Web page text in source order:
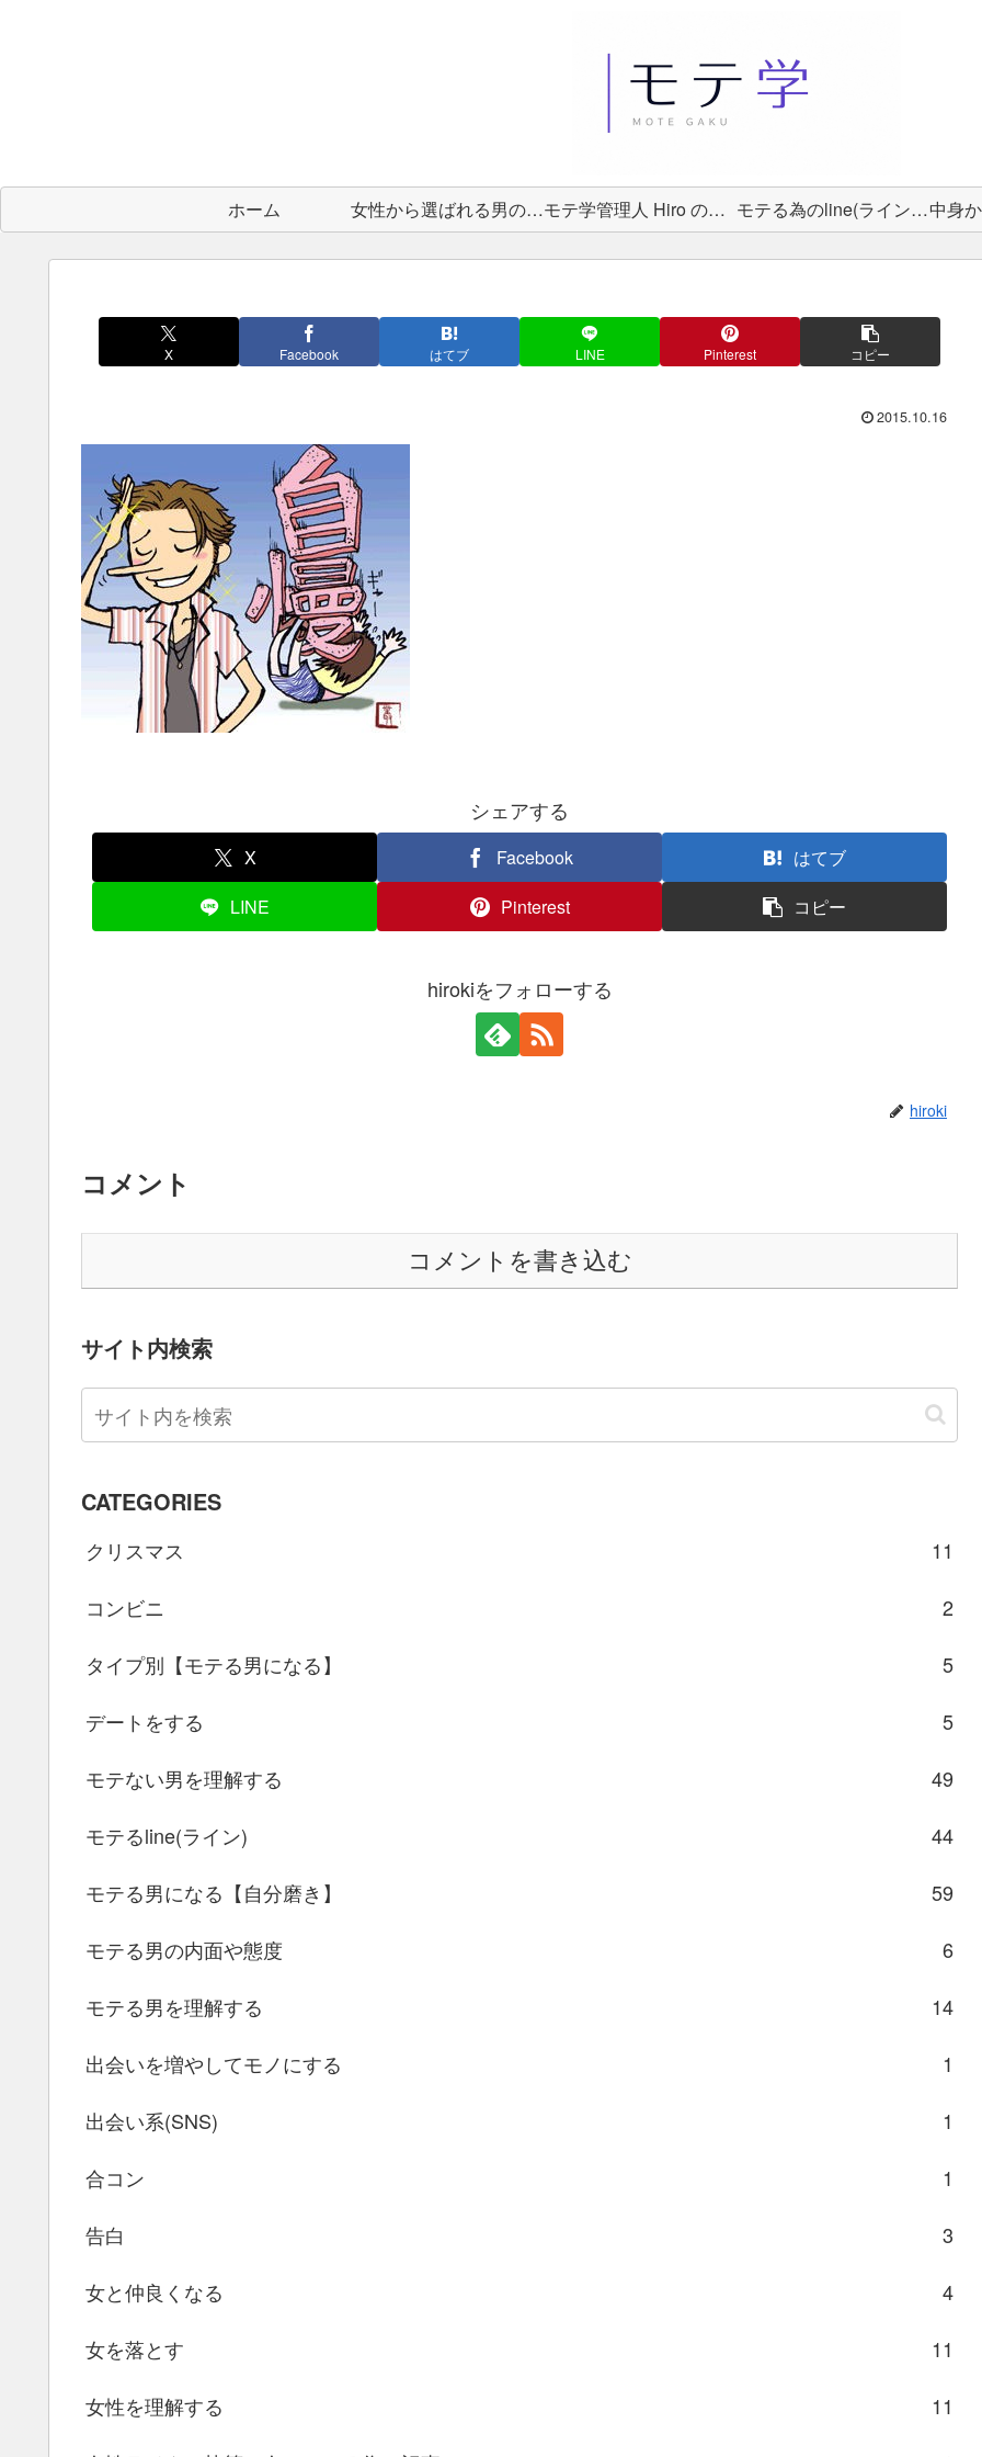
ホーム 女性から選ばれる男の教科書 モテ学管理人 Hiro のプロフィール モテる為のline(ライン)術
X Facebook はてブ LINE Pinterest コピー
2015.10.16
シェアする
X Facebook
はてブ
LINE
Pinterest コピー
hirokiをフォローする
hiroki
コメント
コメントを書き込む
サイト内検索
CATEGORIES
クリスマス
11
コンビニ
2
タイプ別【モテる男になる】
5
デートをする
5
モテない男を理解する
49
モテるline(ライン)
44
モテる男になる【自分磨き】
59
モテる男の内面や態度
6
モテる男を理解する
14
出会いを増やしてモノにする
1
出会い系(SNS)
1
合コン
1
告白
3
女と仲良くなる
4
女を落とす
11
女性を理解する
11